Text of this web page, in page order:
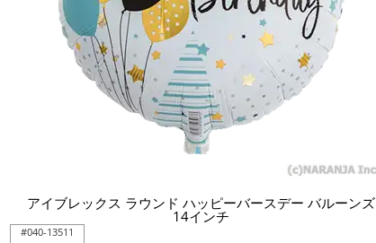
アイブレックス ラウンド ハッピーバースデー バルーンズ
14インチ
#040-13511